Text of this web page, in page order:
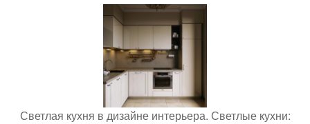
Светлая кухня в дизайне интерьера. Светлые кухни: